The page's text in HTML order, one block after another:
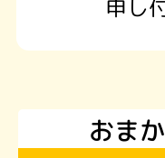
申し
おま